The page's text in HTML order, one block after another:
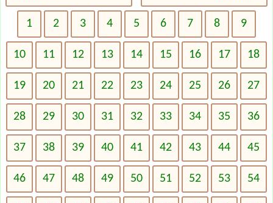
1 2 3 4 5 6 7 8 9
10 11 12 13 14 15 16 17 18
19 20 21 22 23 24 25 26 27
28 29 30 31 32 33 34 35 36
37 38 39 40 41 42 43 44 45
46 47 48 49 50 51 52 53 54